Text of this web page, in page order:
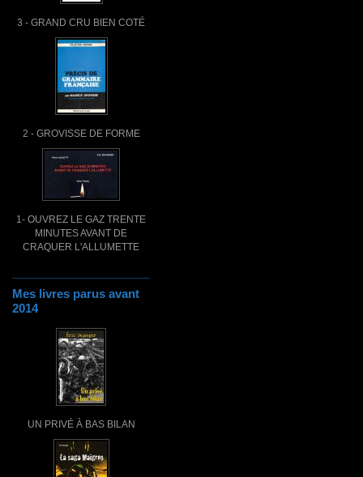
3 - GRAND CRU BIEN COTÉ
2 - GROVISSE DE FORME
1- OUVREZ LE GAZ TRENTE
MINUTES AVANT DE
CRAQUER L'ALLUMETTE
Mes livres parus avant
2014
UN PRIVÉ À BAS BILAN